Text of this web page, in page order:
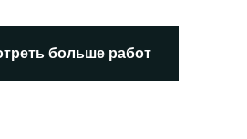
больше работ